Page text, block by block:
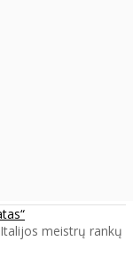
meistrų rankų